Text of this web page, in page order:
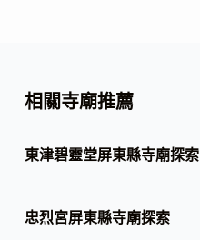
相關寺廟推薦
東津碧靈堂屏東縣寺廟探索
忠烈宮屏東縣寺廟探索